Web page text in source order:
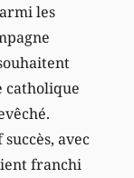
les
catholique
avec
franchi